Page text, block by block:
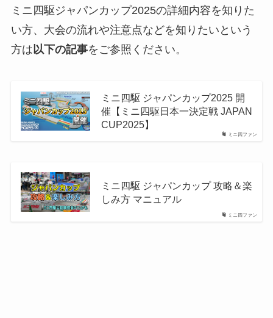
ミニ四駆ジャパンカップ2025の詳細内容を知りた
い方、大会の流れや注意点などを知りたいという
方は 以下の記事をご参照ください。
ミニ四ファン
ミニ四駆 ジャパンカップ2025 開
催【ミニ四駆日本一決定戦 JAPAN
CUP2025】
ミニ四ファン
ミニ四駆 ジャパンカップ 攻略＆楽
しみ方 マニュアル